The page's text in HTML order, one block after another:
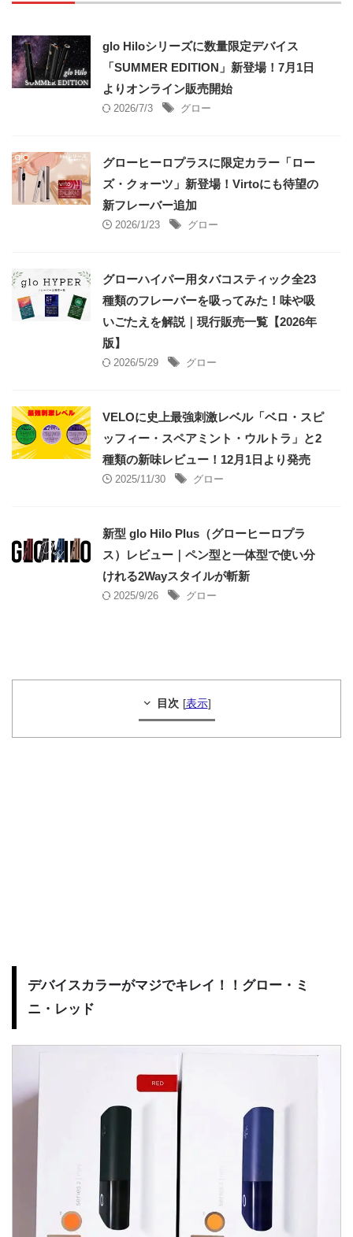
glo Hiloシリーズに数量限定デバイス
「SUMMER EDITION」新登場！7月1日
よりオンライン販売開始
2026/7/3 グロー
グローヒーロプラスに限定カラー「ロー
ズ・クォーツ」新登場！Virtoにも待望の
新フレーバー追加
2026/1/23 グロー
グローハイパー用タバコスティック全23
種類のフレーバーを吸ってみた！味や吸
いごたえを解説｜現行販売一覧【2026年
版】
2026/5/29 グロー
VELOに史上最強刺激レベル「ベロ・スピ
ッフィー・スペアミント・ウルトラ」と2
種類の新味レビュー！12月1日より発売
2025/11/30 グロー
新型 glo Hilo Plus（グローヒーロプラ
ス）レビュー｜ペン型と一体型で使い分
けれる2Wayスタイルが斬新
2025/9/26 グロー
目次 [表示]
デバイスカラーがマジでキレイ！！グロー・ミ
ニ・レッド